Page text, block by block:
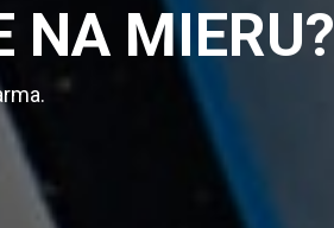
NA MIERU?